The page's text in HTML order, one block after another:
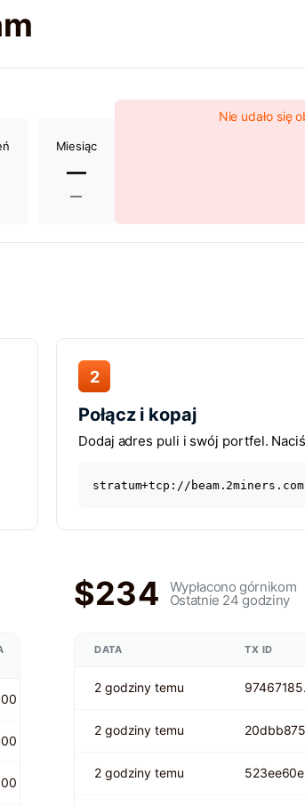
Miesiąc
—
—
Nie udało się
2
Połącz i kopaj
Dodaj adres puli i swój portfel.
stratum+tcp://
$234 Wypłacono górnikom
Ostatnie 24 godziny
DATA TX ID
2 godziny temu
2 godziny temu
2 godziny temu